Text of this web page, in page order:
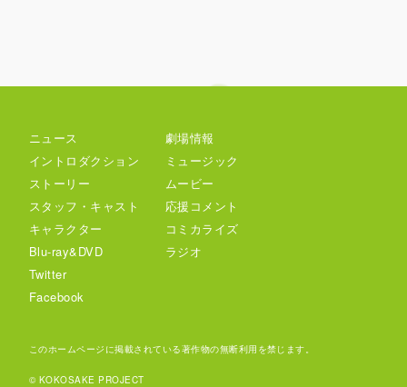
ニュース
イントロダクション
ストーリー
スタッフ・キャスト
キャラクター
Blu-ray&DVD
Twitter
Facebook
劇場情報
ミュージック
ムービー
応援コメント
コミカライズ
ラジオ
このホームページに掲載されている著作物の無断利用を禁じます。
© KOKOSAKE PROJECT